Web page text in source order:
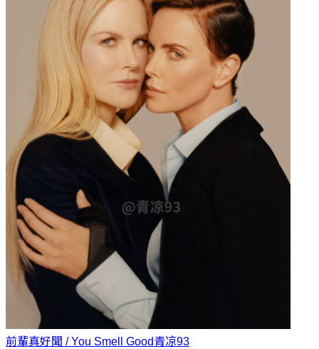
前輩真好聞 / You Smell Good青凉93